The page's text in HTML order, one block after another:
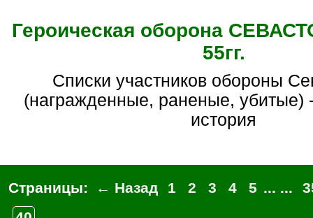
Героическая оборона
55гг.
списки участников обороны Севастополя
(награжденные, раненые, убитые)
история
Страницы: ← Назад 1 2 3 4 5 ... ...